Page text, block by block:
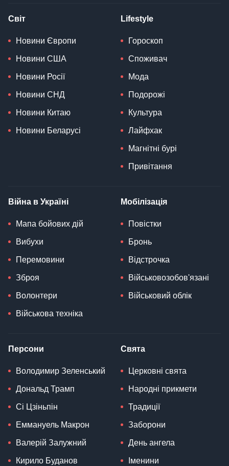
Світ
Новини Європи
Новини США
Новини Росії
Новини СНД
Новини Китаю
Новини Беларусі
Lifestyle
Гороскоп
Споживач
Мода
Подорожі
Культура
Лайфхак
Магнітні бурі
Привітання
Війна в Україні
Мапа бойових дій
Вибухи
Перемовини
Зброя
Волонтери
Військова техніка
Мобілізація
Повістки
Бронь
Відстрочка
Військовозобов'язані
Військовий облік
Персони
Володимир Зеленський
Дональд Трамп
Сі Цзіньпін
Еммануель Макрон
Валерій Залужний
Кирило Буданов
Свята
Церковні свята
Народні прикмети
Традиції
Заборони
День ангела
Іменини